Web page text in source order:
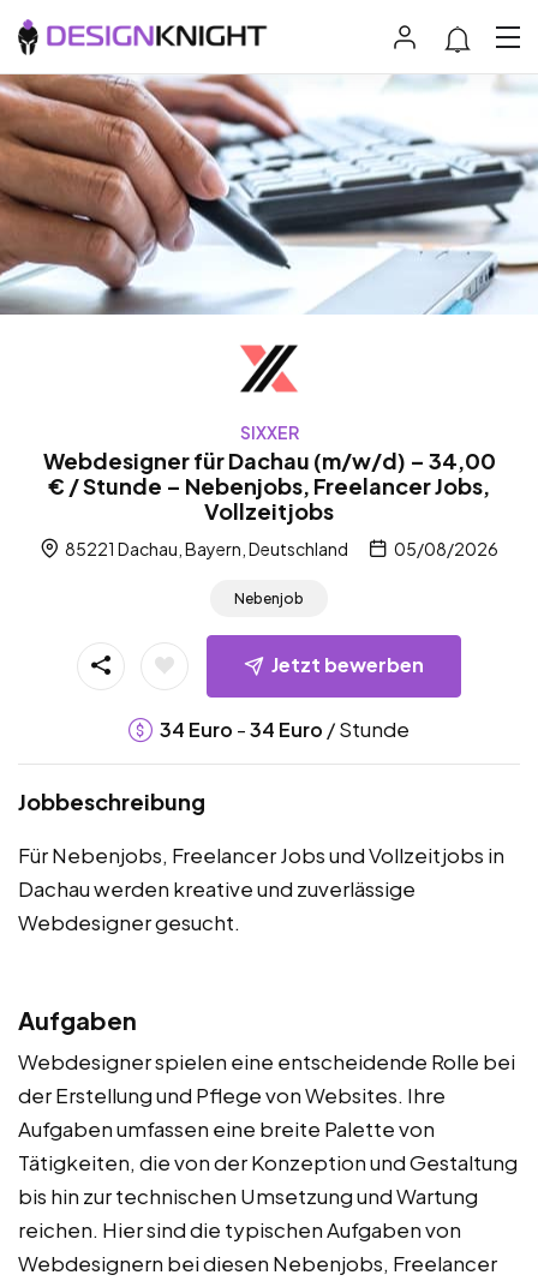
SIXXER
Webdesigner für Dachau (m/w/d) – 34,00
€ / Stunde – Nebenjobs, Freelancer Jobs,
Vollzeitjobs
85221 Dachau, Bayern, Deutschland 05/08/2026
Nebenjob
Jetzt bewerben
34 Euro -34 Euro / Stunde
Jobbeschreibung
Für Nebenjobs, Freelancer Jobs und Vollzeitjobs in
Dachau werden kreative und zuverlässige
Webdesigner gesucht.
Aufgaben
Webdesigner spielen eine entscheidende Rolle bei
der Erstellung und Pflege von Websites. Ihre
Aufgaben umfassen eine breite Palette von
Tätigkeiten, die von der Konzeption und Gestaltung
bis hin zur technischen Umsetzung und Wartung
reichen. Hier sind die typischen Aufgaben von
Webdesignern bei diesen Nebenjobs, Freelancer